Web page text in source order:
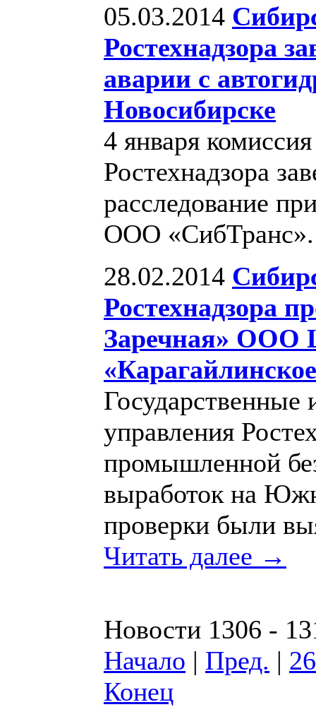
05.03.2014
Ростехнадзора
аварии с
Новосибирске
4 января
Ростехнадзора
расследование
ООО
28.02.2014
Ростехнадзора
Заречная» ООО
Государственные
управления
промышленной
выработок на
проверки были
Читать далее →
Новости 1306 -
Начало | Пред. |
Конец